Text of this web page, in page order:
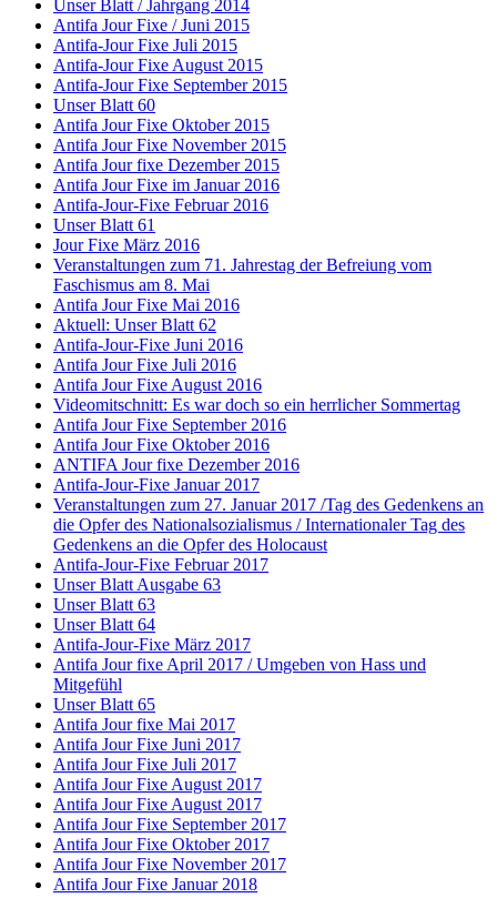
Unser Blatt / Jahrgang 2014
Antifa Jour Fixe / Juni 2015
Antifa-Jour Fixe Juli 2015
Antifa-Jour Fixe August 2015
Antifa-Jour Fixe September 2015
Unser Blatt 60
Antifa Jour Fixe Oktober 2015
Antifa Jour Fixe November 2015
Antifa Jour fixe Dezember 2015
Antifa Jour Fixe im Januar 2016
Antifa-Jour-Fixe Februar 2016
Unser Blatt 61
Jour Fixe März 2016
Veranstaltungen zum 71. Jahrestag der Befreiung vom
Faschismus am 8. Mai
Antifa Jour Fixe Mai 2016
Aktuell: Unser Blatt 62
Antifa-Jour-Fixe Juni 2016
Antifa Jour Fixe Juli 2016
Antifa Jour Fixe August 2016
Videomitschnitt: Es war doch so ein herrlicher Sommertag
Antifa Jour Fixe September 2016
Antifa Jour Fixe Oktober 2016
ANTIFA Jour fixe Dezember 2016
Antifa-Jour-Fixe Januar 2017
Veranstaltungen zum 27. Januar 2017 /Tag des Gedenkens an
die Opfer des Nationalsozialismus / Internationaler Tag des
Gedenkens an die Opfer des Holocaust
Antifa-Jour-Fixe Februar 2017
Unser Blatt Ausgabe 63
Unser Blatt 63
Unser Blatt 64
Antifa-Jour-Fixe März 2017
Antifa Jour fixe April 2017 / Umgeben von Hass und
Mitgefühl
Unser Blatt 65
Antifa Jour fixe Mai 2017
Antifa Jour Fixe Juni 2017
Antifa Jour Fixe Juli 2017
Antifa Jour Fixe August 2017
Antifa Jour Fixe August 2017
Antifa Jour Fixe September 2017
Antifa Jour Fixe Oktober 2017
Antifa Jour Fixe November 2017
Antifa Jour Fixe Januar 2018